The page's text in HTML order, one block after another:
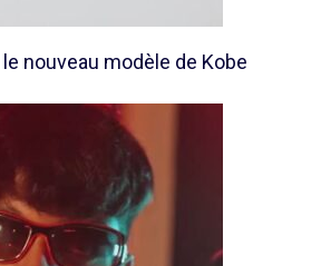
nouveau modèle de Kobe